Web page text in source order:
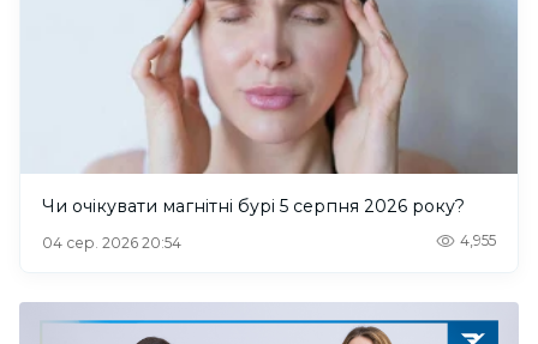
Чи очікувати магнітні бурі 5 серпня 2026 року?
04 сер. 2026 20:54 4,955